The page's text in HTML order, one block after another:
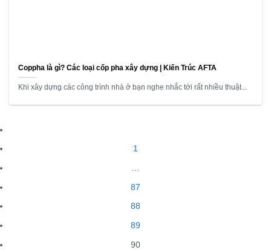
Coppha là gì? Các loại cốp pha xây dựng | Kiến Trúc AFTA
Khi xây dựng các công trình nhà ở bạn nghe nhắc tới rất nhiều thuật...
1
87
88
89
90